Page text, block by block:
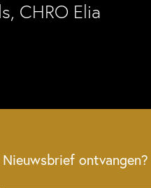
CHRO Elia
Nieuwsbrief ontvangen?